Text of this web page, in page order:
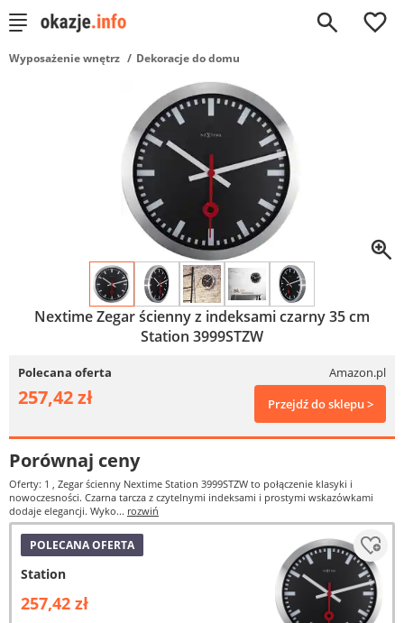
0
Wyposażenie wnętrz Dekoracje do domu
Nextime Zegar ścienny z indeksami czarny 35 cm
Station 3999STZW
Polecana oferta Amazon.pl
257,42 zł Przejdź do sklepu >
Porównaj ceny
Oferty: 1 , Zegar ścienny Nextime Station 3999STZW to połączenie klasyki i
nowoczesności. Czarna tarcza z czytelnymi indeksami i prostymi wskazówkami
dodaje elegancji. Wyko... rozwiń
POLECANA OFERTA
Station
257,42 zł